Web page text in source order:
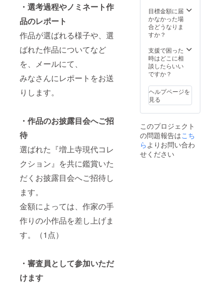
・選考過程やノミネート作
品のレポート
作品が選ばれる様子や、選
ばれた作品についてなど
を、メールにて、
みなさんにレポートをお送
りします。
・作品のお披露目会へご招
待
選ばれた『増上寺現代コレ
クション』を共に鑑賞いた
だくお披露目会へご招待し
ます。
金額によっては、作家の手
作りの小作品を差し上げま
す。（1点）
・審査員として参加いただ
けます
目標金額に届
かなかった場
合どうなりま
すか？
支援で困った
時はどこに相
談したらいい
ですか？
ヘルプページを
見る
このプロジェクト
の問題報告はこち
らよりお問い合わ
せください